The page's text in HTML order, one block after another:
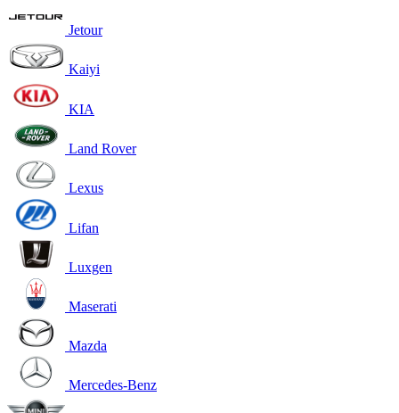
Jetour
Kaiyi
KIA
Land Rover
Lexus
Lifan
Luxgen
Maserati
Mazda
Mercedes-Benz